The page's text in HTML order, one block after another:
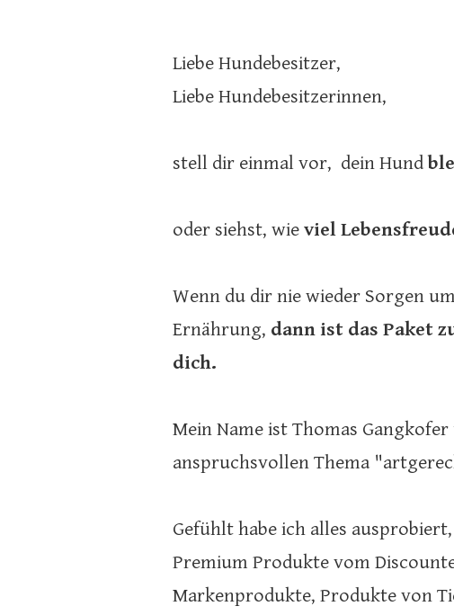
Liebe Hundebesitzer,
Liebe Hundebesitzerinnen,
stell dir einmal vor, dein Hund
oder siehst, wie viel
Wenn du dir nie wieder Sorgen
Ernährung, dann ist das Paket
dich.
Mein Name ist Thomas
anspruchsvollen Thema
Gefühlt habe ich alles
Premium Produkte vom
Markenprodukte, Produkte von